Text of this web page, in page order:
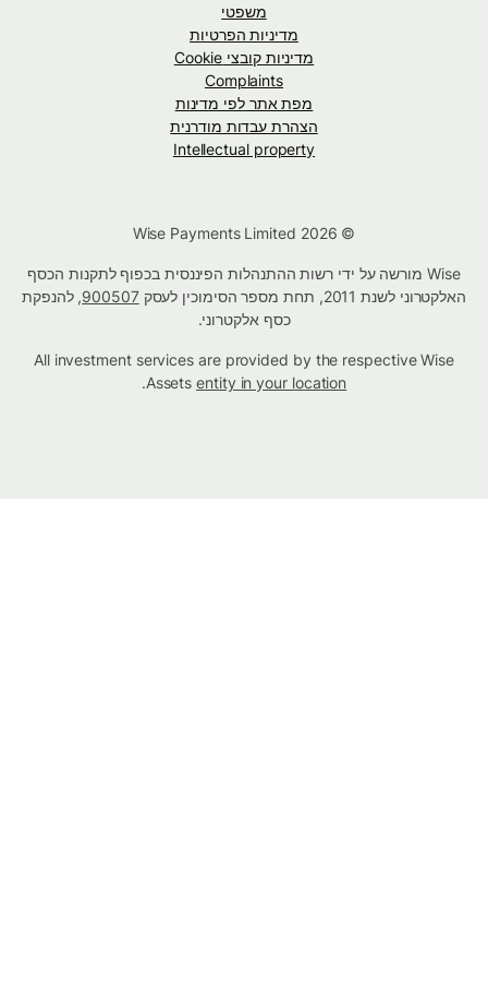
משפטי
מדיניות הפרטיות
מדיניות קובצי Cookie
Complaints
מפת אתר לפי מדינות
הצהרת עבדות מודרנית
Intellectual property
Wise מורשה על ידי רשות ההתנהלות הפיננסית בכפוף לתקנות הכסף
האלקטרוני לשנת 2011, תחת מספר הסימוכין לעסק
900507, להנפקת
כסף אלקטרוני.
All investment services are provided by the respective Wise
Assetsentity in your location
.